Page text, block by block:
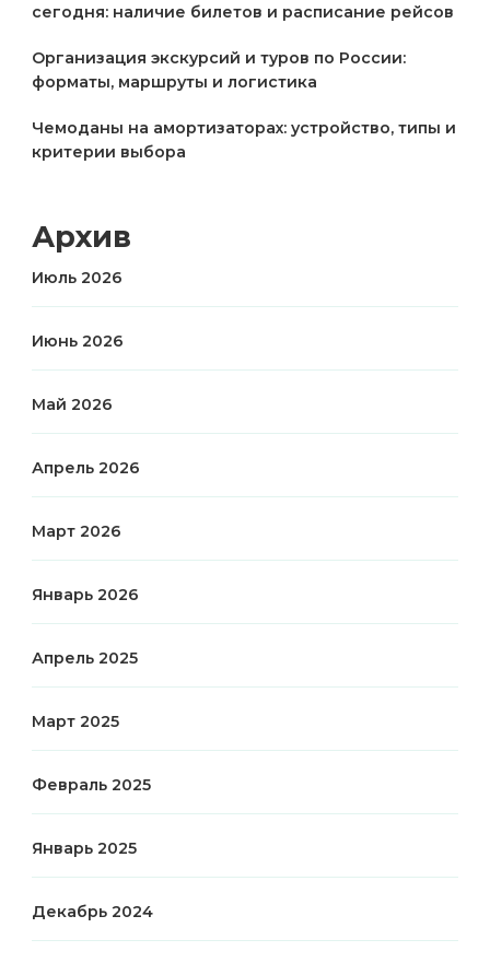
сегодня: наличие билетов и расписание рейсов
Организация экскурсий и туров по России:
форматы, маршруты и логистика
Чемоданы на амортизаторах: устройство, типы и
критерии выбора
Архив
Июль 2026
Июнь 2026
Май 2026
Апрель 2026
Март 2026
Январь 2026
Апрель 2025
Март 2025
Февраль 2025
Январь 2025
Декабрь 2024